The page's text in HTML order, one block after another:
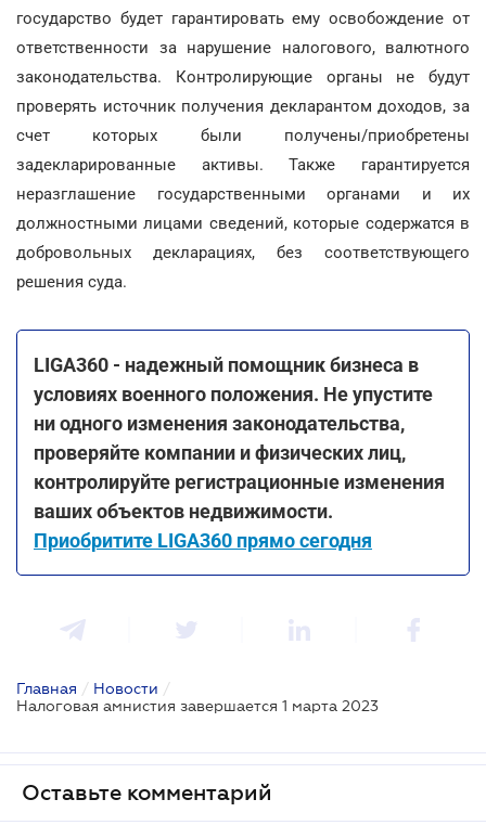
государство будет гарантировать ему освобождение от
ответственности за нарушение налогового, валютного
законодательства. Контролирующие органы не будут
проверять источник получения декларантом доходов, за
счет которых были получены/приобретены
задекларированные активы. Также гарантируется
неразглашение государственными органами и их
должностными лицами сведений, которые содержатся в
добровольных декларациях, без соответствующего
решения суда.
LIGA360 - надежный помощник бизнеса в
условиях военного положения. Не упустите
ни одного изменения законодательства,
проверяйте компании и физических лиц,
контролируйте регистрационные изменения
ваших объектов недвижимости.
Приобритите LIGA360 прямо сегодня
Главная / Новости /
Налоговая амнистия завершается 1 марта 2023
Оставьте комментарий